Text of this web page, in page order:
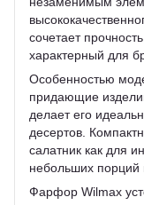
сочетает
характерный для
Особенностью
придающие
делает его
десертов.
салатник как для
небольших порций
Фарфор Wilmax